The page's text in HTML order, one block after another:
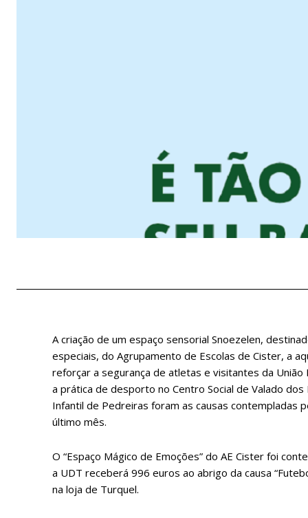
A criação de um espaço sensorial Snoezelen,
especiais, do Agrupamento de Escolas de Cister, a
reforçar a segurança de atletas e visitantes da
a prática de desporto no Centro Social de Valado
Infantil de Pedreiras foram as causas contempladas
último mês.
O “Espaço Mágico de Emoções” do AE Cister foi
a UDT receberá 996 euros ao abrigo da causa
na loja de Turquel.